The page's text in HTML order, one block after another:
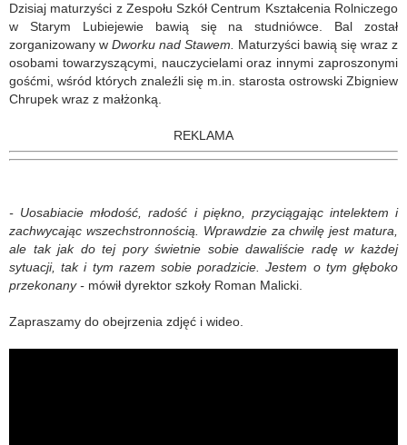
Dzisiaj maturzyści z Zespołu Szkół Centrum Kształcenia Rolniczego
w Starym Lubiejewie bawią się na studniówce. Bal został
zorganizowany w Dworku nad Stawem.
Maturzyści bawią się wraz z
osobami towarzyszącymi, nauczycielami oraz innymi zaproszonymi
gośćmi, wśród których znaleźli się m.in. starosta ostrowski Zbigniew
Chrupek wraz z małżonką.
REKLAMA
- Uosabiacie młodość, radość i piękno, przyciągając intelektem i
zachwycając wszechstronnością. Wprawdzie za chwilę jest matura,
ale tak jak do tej pory świetnie sobie dawaliście radę w każdej
sytuacji, tak i tym razem sobie poradzicie. Jestem o tym głęboko
przekonany - mówił dyrektor szkoły Roman Malicki.
Zapraszamy do obejrzenia zdjęć i wideo.